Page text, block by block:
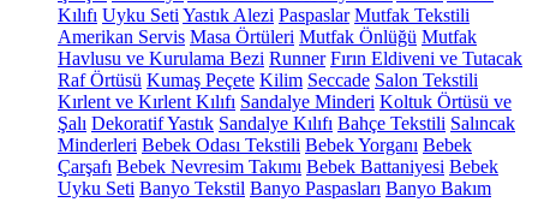
Kılıfı Uyku Seti Yastık Alezi Paspaslar Mutfak Tekstili
Amerikan Servis Masa Örtüleri Mutfak Önlüğü Mutfak
Havlusu ve Kurulama Bezi Runner Fırın Eldiveni ve Tutacak
Raf Örtüsü Kumaş Peçete Kilim Seccade Salon Tekstili
Kırlent ve Kırlent Kılıfı Sandalye Minderi Koltuk Örtüsü ve
Şalı Dekoratif Yastık Sandalye Kılıfı Bahçe Tekstili Salıncak
Minderleri Bebek Odası Tekstili Bebek Yorganı Bebek
Çarşafı Bebek Nevresim Takımı Bebek Battaniyesi Bebek
Uyku Seti Banyo Tekstil Banyo Paspasları Banyo Bakım